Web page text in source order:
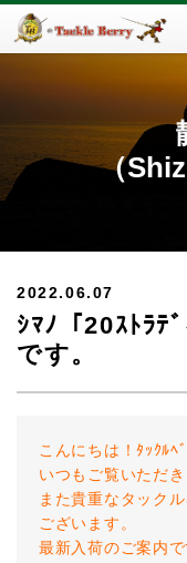
（
2022.06.07
ｼﾏﾉ「20ｽﾄﾗﾃ
です。
こんにちは！ﾀｯｸﾙﾍ
いつもご覧いただ
また貴重なタック
ございます。
最新入荷のご案内